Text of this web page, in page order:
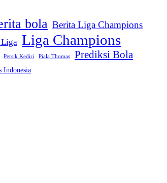
bola Berita Liga Champions
Liga Champions
Persik Kediri Piala Thomas Prediksi Bola
Indonesia